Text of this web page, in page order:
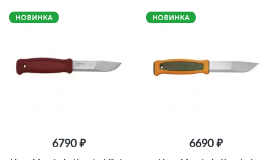
НОВИНКА
6790 ₽
НОВИНКА
6690 ₽